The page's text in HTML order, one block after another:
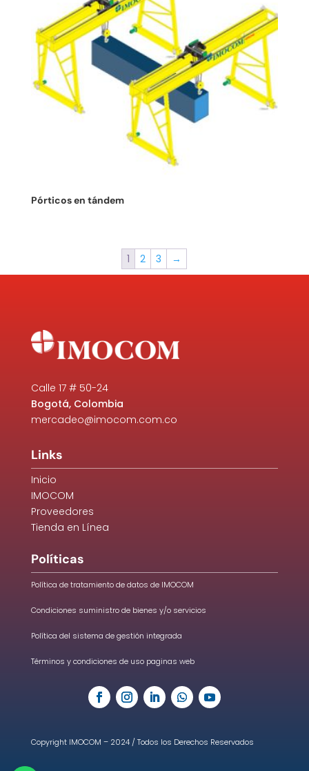
Pórticos en tándem
1 2 3 →
Calle 17 # 50-24
Bogotá, Colombia
mercadeo@imocom.com.co
Links
Inicio
IMOCOM
Proveedores
Tienda en Línea
Políticas
Política de tratamiento de datos de IMOCOM
Condiciones suministro de bienes y/o servicios
Política del sistema de gestión integrada
Términos y condiciones de uso paginas web
Copyright IMOCOM – 2024 / Todos los Derechos Reservados